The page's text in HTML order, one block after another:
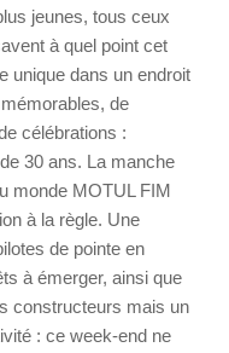
jeunes, tous ceux
à quel point cet
unique dans un endroit
de
célébrations :
30 ans. La manche
monde MOTUL FIM
à la règle. Une
de pointe en
à émerger, ainsi que
constructeurs mais un
: ce week-end ne